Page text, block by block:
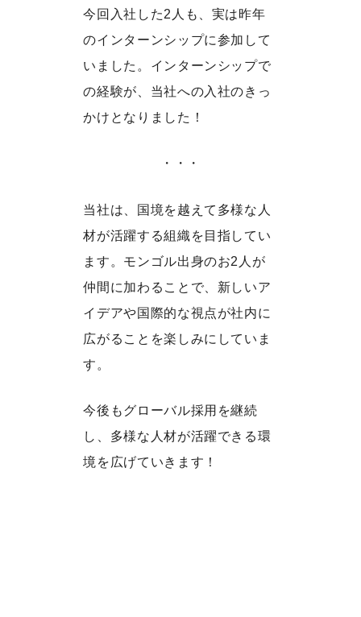
今回入社した2人も、実は昨年
のインターンシップに参加して
いました。インターンシップで
の経験が、当社への入社のきっ
かけとなりました！
・・・
当社は、国境を越えて多様な人
材が活躍する組織を目指してい
ます。モンゴル出身のお2人が
仲間に加わることで、新しいア
イデアや国際的な視点が社内に
広がることを楽しみにしていま
す。
今後もグローバル採用を継続
し、多様な人材が活躍できる環
境を広げていきます！